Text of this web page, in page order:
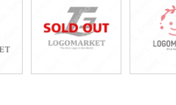
49,800円
(税込54,780円) (税込